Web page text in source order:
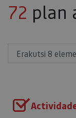
72 plan